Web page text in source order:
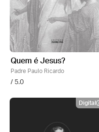
Quem é Jesus?
Padre Paulo Ricardo
/ 5.0
Digital